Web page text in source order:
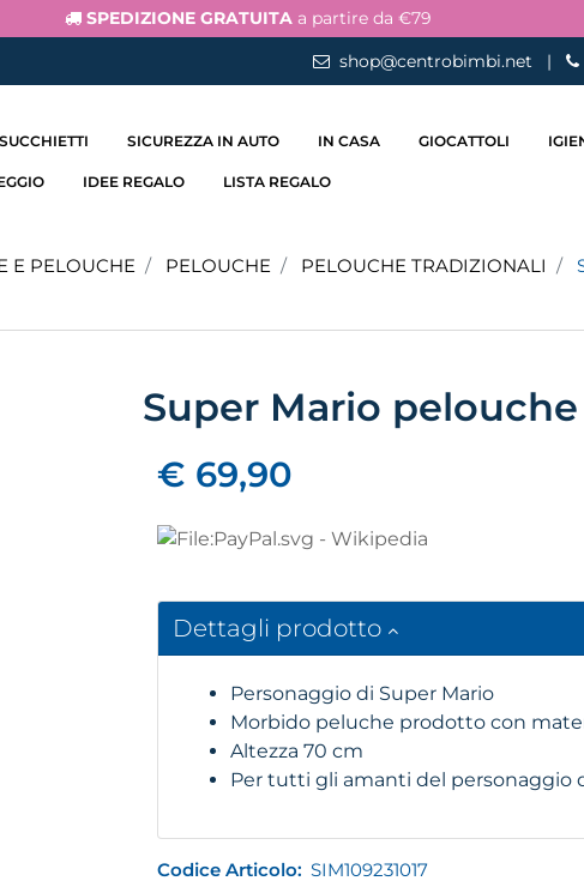
SPEDIZIONE GRATUITA a partire da €79
shop@centrobimbi.net |
SICUREZZA IN AUTO IN CASA GIOCATTOLI
IDEE REGALO LISTA REGALO
E PELOUCHE PELOUCHE PELOUCHE TRADIZIONALI
Super Mario pelouche
€ 69,90
Dettagli prodotto
Personaggio di Super Mario
Morbido peluche prodotto con
Altezza 70 cm
Per tutti gli amanti del personaggio
Codice Articolo: SIM109231017